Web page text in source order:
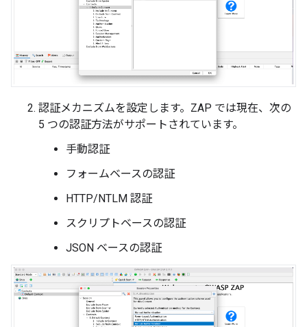
認証メカニズムを設定します。ZAP では現在、次の
5 つの認証方法がサポートされています。
手動認証
フォームベースの認証
HTTP/NTLM 認証
スクリプトベースの認証
JSON ベースの認証